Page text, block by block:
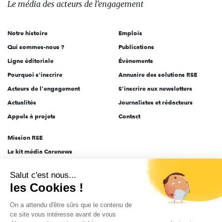
l'engagement
Le média des acteurs de l'engagement
Notre histoire
Qui sommes-nous ?
Ligne éditoriale
Pourquoi s'inscrire
Acteurs de l'engagement
Actualités
Appels à projets
Emplois
Publications
Évènements
Annuaire des solutions RSE
S'inscrire aux newsletters
Journalistes et rédacteurs
Contact
Mission RSE
Le kit média Carenews
AEF info
Novethic
PRODURABLE
Salut c'est nous...
les Cookies !
On a attendu d'être sûrs que le contenu de
ce site vous intéresse avant de vous